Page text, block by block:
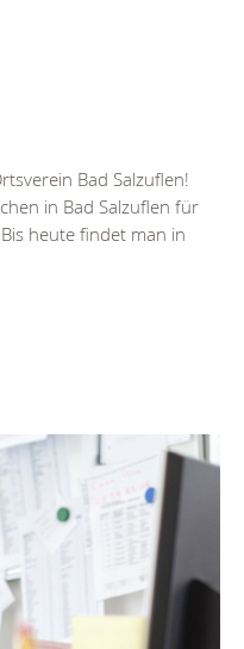
Bad Salzuflen!
in Bad Salzuflen für
heute findet man in